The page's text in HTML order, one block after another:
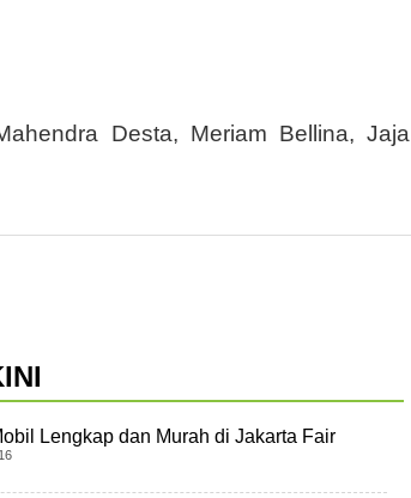
Desta, Meriam Bellina, Jaja
Lengkap dan Murah di Jakarta Fair